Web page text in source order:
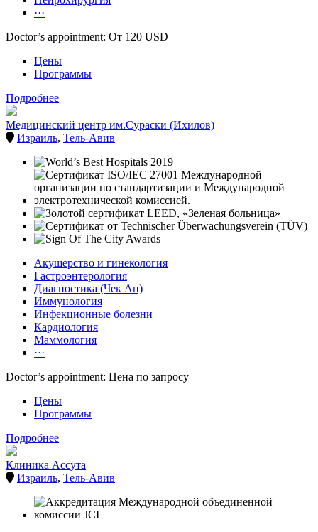
···
Doctor’s appointment: От 120 USD
Цены
Программы
Подробнее
Медицинский центр им.Сураски (Ихилов)
Израиль, Тель-Авив
Акушерство и гинекология
Гастроэнтерология
Диагностика (Чек Ап)
Иммунология
Инфекционные болезни
Кардиология
Маммология
···
Doctor’s appointment: Цена по запросу
Цены
Программы
Подробнее
Клиника Ассута
Израиль, Тель-Авив